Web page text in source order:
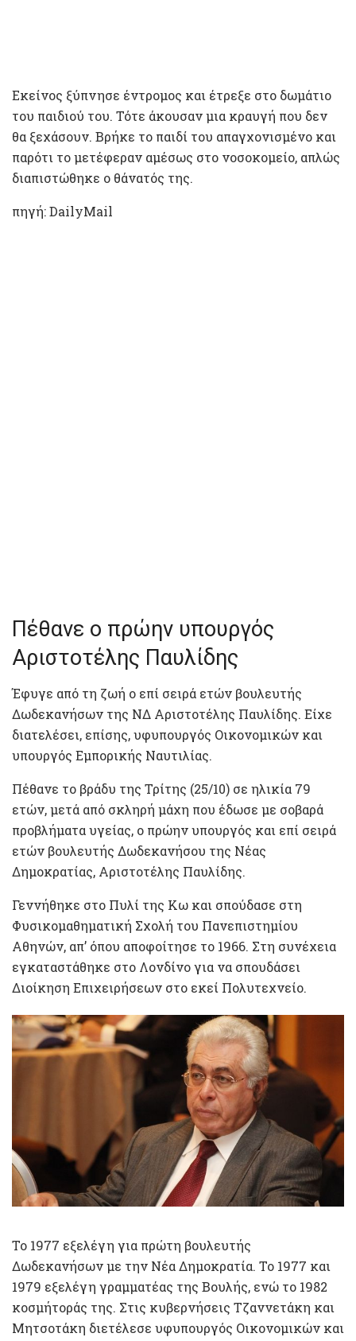
Εκείνος ξύπνησε έντρομος και έτρεξε στο δωμάτιο
του παιδιού του. Τότε άκουσαν μια κραυγή που δεν
θα ξεχάσουν. Βρήκε το παιδί του απαγχονισμένο και
παρότι το μετέφεραν αμέσως στο νοσοκομείο, απλώς
διαπιστώθηκε ο θάνατός της.
πηγή: DailyMail
Πέθανε ο πρώην υπουργός
Αριστοτέλης Παυλίδης
Έφυγε από τη ζωή ο επί σειρά ετών βουλευτής
Δωδεκανήσων της ΝΔ Αριστοτέλης Παυλίδης. Είχε
διατελέσει, επίσης, υφυπουργός Οικονομικών και
υπουργός Εμπορικής Ναυτιλίας.
Πέθανε το βράδυ της Τρίτης (25/10) σε ηλικία 79
ετών, μετά από σκληρή μάχη που έδωσε με σοβαρά
προβλήματα υγείας, ο πρώην υπουργός και επί σειρά
ετών βουλευτής Δωδεκανήσου της Νέας
Δημοκρατίας, Αριστοτέλης Παυλίδης.
Γεννήθηκε στο Πυλί της Κω και σπούδασε στη
Φυσικομαθηματική Σχολή του Πανεπιστημίου
Αθηνών, απ’ όπου αποφοίτησε το 1966. Στη συνέχεια
εγκαταστάθηκε στο Λονδίνο για να σπουδάσει
Διοίκηση Επιχειρήσεων στο εκεί Πολυτεχνείο.
Το 1977 εξελέγη για πρώτη βουλευτής
Δωδεκανήσων με την Νέα Δημοκρατία. Το 1977 και
1979 εξελέγη γραμματέας της Βουλής, ενώ το 1982
κοσμήτοράς της. Στις κυβερνήσεις Τζαννετάκη και
Μητσοτάκη διετέλεσε υφυπουργός Οικονομικών και